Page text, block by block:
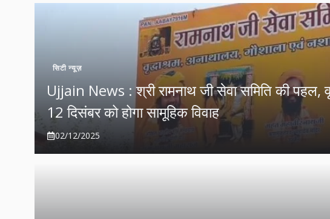
सिटी न्यूज़
Ujjain News : श्री रामनाथ जी सेवा समिति की पहल,
12 दिसंबर को होगा सामूहिक विवाह
02/12/2025